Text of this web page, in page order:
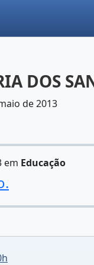
DOS
de 2013
em Educação